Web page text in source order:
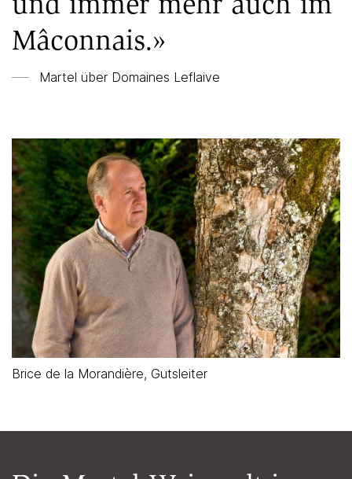
Mâconnais.»
Martel über Domaines Leflaive
Brice de la Morandière, Gutsleiter